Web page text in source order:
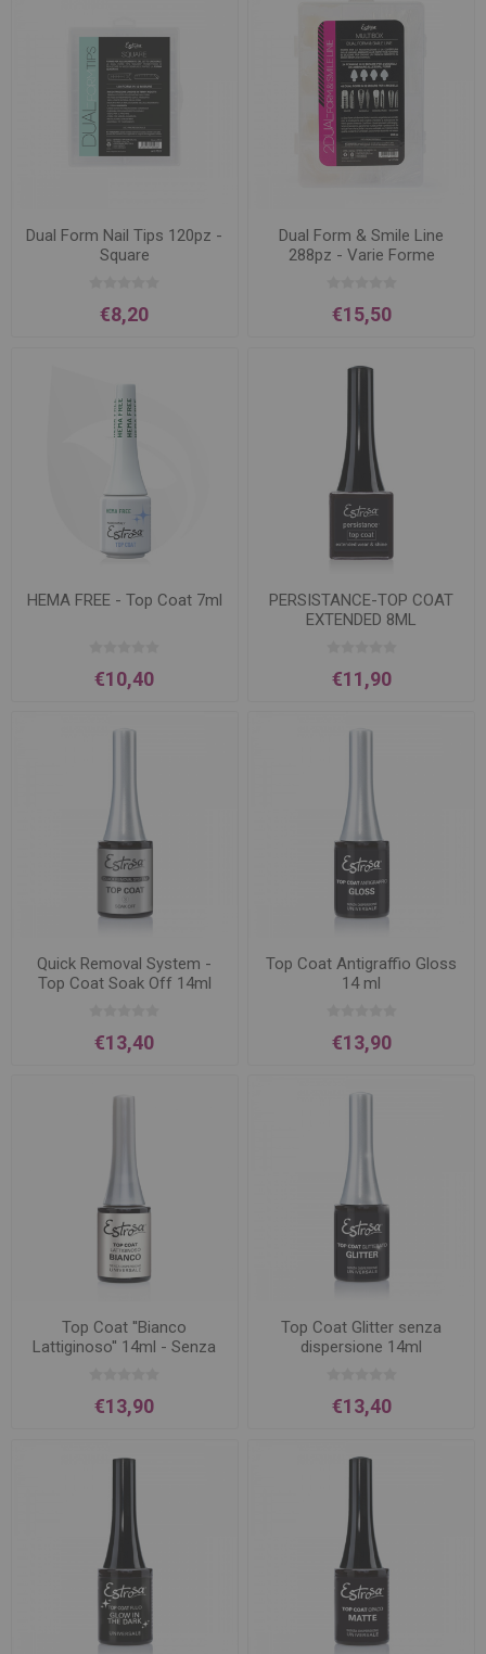
Dual Form Nail Tips 120pz -
Square
€8,20
Dual Form & Smile Line
288pz - Varie Forme
€15,50
HEMA FREE - Top Coat 7ml
€10,40
PERSISTANCE-TOP COAT
EXTENDED 8ML
€11,90
Quick Removal System -
Top Coat Soak Off 14ml
€13,40
Top Coat Antigraffio Gloss
14 ml
€13,90
Top Coat ''Bianco
Lattiginoso'' 14ml - Senza
€13,90
Top Coat Glitter senza
dispersione 14ml
€13,40